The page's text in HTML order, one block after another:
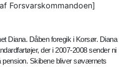
Forsvarskommandoen]
Diana. Dåben foregik i Korsør. Diana
der i 2007-2008 sender ni
Skibene bliver søværnets